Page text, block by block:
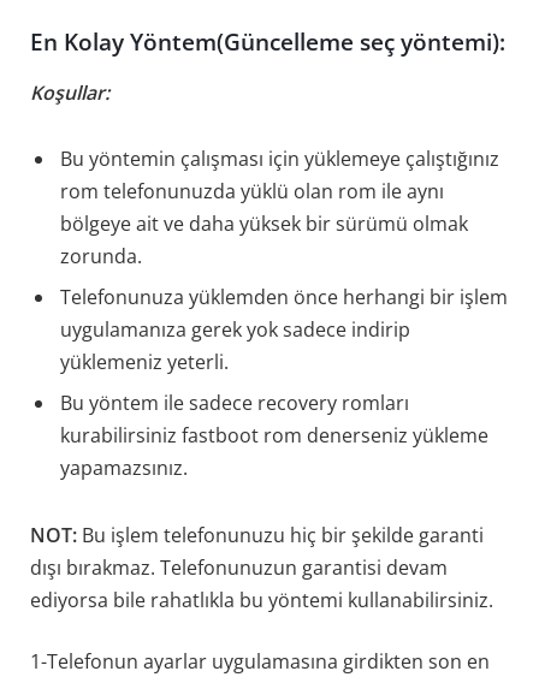
En Kolay Yöntem(Güncelleme seç yöntemi):
Koşullar:
Bu yöntemin çalışması için yüklemeye çalıştığınız
rom telefonunuzda yüklü olan rom ile aynı
bölgeye ait ve daha yüksek bir sürümü olmak
zorunda.
Telefonunuza yüklemden önce herhangi bir işlem
uygulamanıza gerek yok sadece indirip
yüklemeniz yeterli.
Bu yöntem ile sadece recovery romları
kurabilirsiniz fastboot rom denerseniz yükleme
yapamazsınız.
NOT: Bu işlem telefonunuzu hiç bir şekilde garanti
dışı bırakmaz. Telefonunuzun garantisi devam
ediyorsa bile rahatlıkla bu yöntemi kullanabilirsiniz.
1-Telefonun ayarlar uygulamasına girdikten son en